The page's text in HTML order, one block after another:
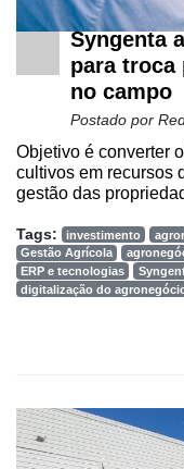
Syngenta
para troca
no campo
Postado por
Objetivo é converter
cultivos em recursos
gestão das
Tags: investimento
Gestão Agrícola
ERP e tecnologias
digitalização do